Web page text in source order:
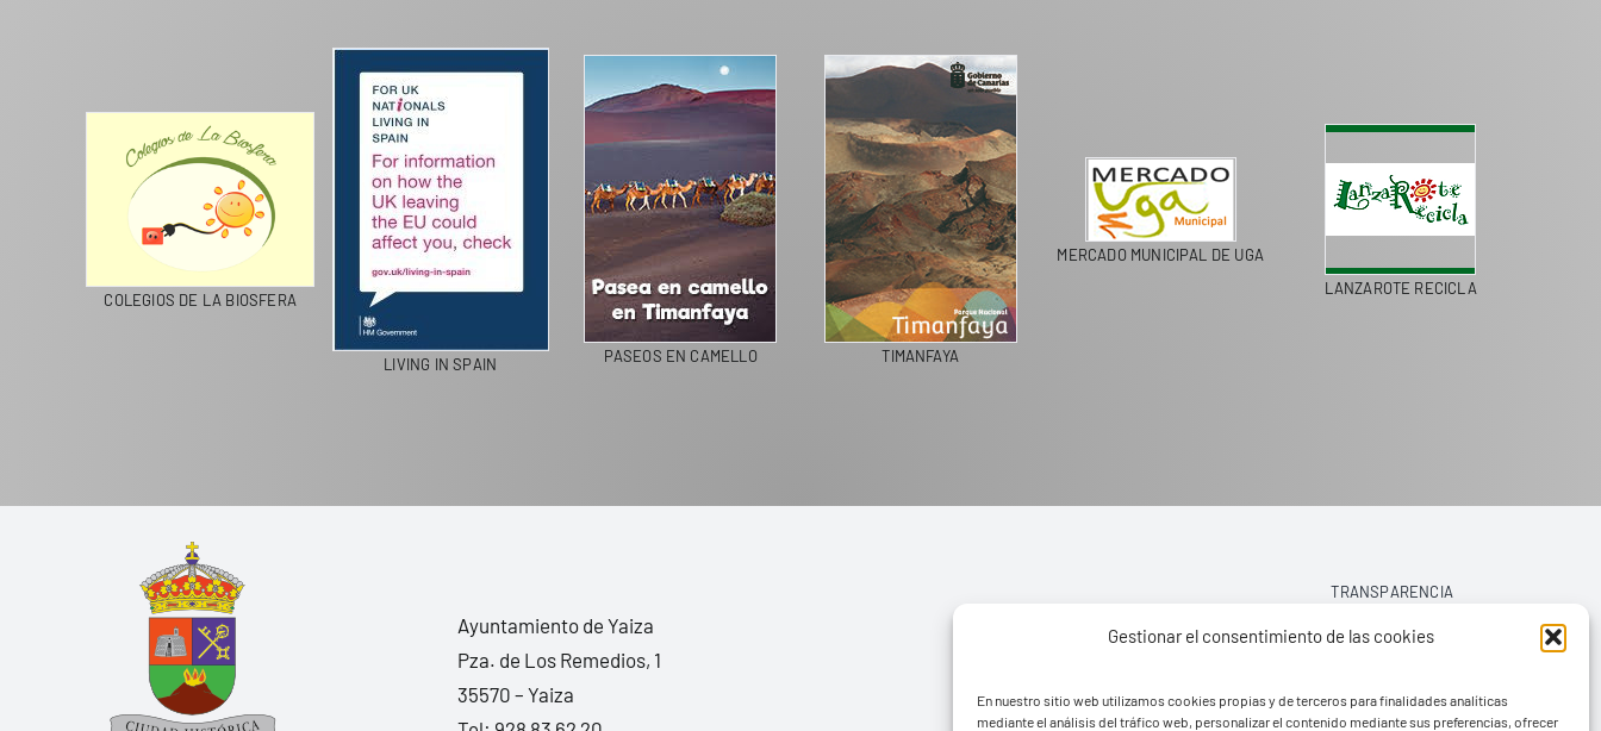
Gestionar el consentimiento de las cookies
En nuestro sitio web utilizamos cookies propias y de terceros para finalidades analíticas
mediante el análisis del tráfico web, personalizar el contenido mediante sus preferencias, ofrecer
COLEGIOS DE LA BIOSFERA
LIVING IN SPAIN PASEOS EN CAMELLO TIMANFAYA
MERCADO MUNICIPAL DE UGA
LANZAROTE RECICLA
Ayuntamiento de Yaiza
Pza. de Los Remedios, 1
35570 – Yaiza
TRANSPARENCIA
AVISO LEGAL
POLÍTICA DE PRIVACIDAD